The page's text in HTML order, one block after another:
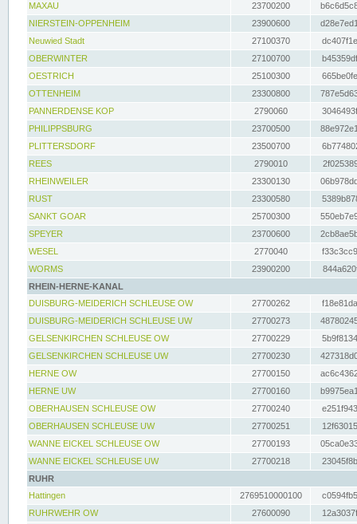
MAXAU
23700200
NIERSTEIN-OPPENHEIM
23900600
Neuwied Stadt
27100370
OBERWINTER
27100700
OESTRICH
25100300
OTTENHEIM
23300800
PANNERDENSE KOP
2790060
PHILIPPSBURG
23700500
PLITTERSDORF
23500700
REES
2790010
RHEINWEILER
23300130
RUST
23300580
SANKT GOAR
25700300
SPEYER
23700600
WESEL
2770040
WORMS
23900200
RHEIN-HERNE-KANAL
DUISBURG-MEIDERICH SCHLEUSE OW
27700262
DUISBURG-MEIDERICH SCHLEUSE UW
27700273
GELSENKIRCHEN SCHLEUSE OW
27700229
GELSENKIRCHEN SCHLEUSE UW
27700230
HERNE OW
27700150
HERNE UW
27700160
OBERHAUSEN SCHLEUSE OW
27700240
OBERHAUSEN SCHLEUSE UW
27700251
WANNE EICKEL SCHLEUSE OW
27700193
WANNE EICKEL SCHLEUSE UW
27700218
RUHR
Hattingen
2769510000100
RUHRWEHR OW
27600090